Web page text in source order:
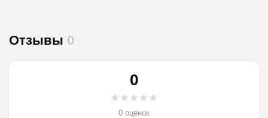
Отзывы 0
0
★ ★ ★ ★ ★
0 оценок